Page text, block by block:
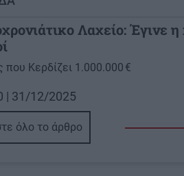
Λαχείο: Έγινε
που Κερδίζει 1.000.000 €
| 31/12/2025
όλο το άρθρο